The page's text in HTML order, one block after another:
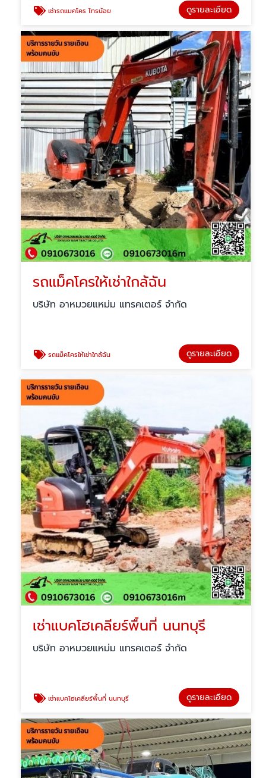
เช่ารถแมคโคร ไทรน้อย ดูรายละเอียด
รถแม็คโครให้เช่าใกล้ฉัน
บริษัท อาหมวยแหม่ม แทรคเตอร์ จำกัด
รถแม็คโครให้เช่าใกล้ฉัน ดูรายละเอียด
เช่าแบคโฮเคลียร์พื้นที่ นนทบุรี
บริษัท อาหมวยแหม่ม แทรคเตอร์ จำกัด
เช่าแบคโฮเคลียร์พื้นที่ นนทบุรี ดูรายละเอียด